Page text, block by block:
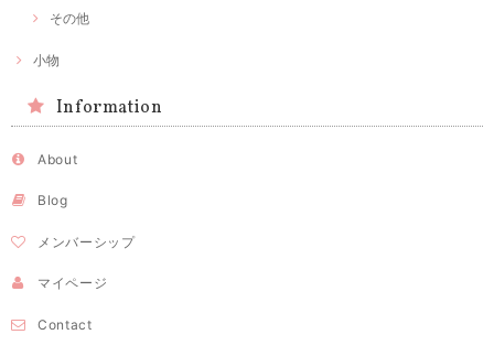
その他
小物
Information
About
Blog
メンバーシップ
マイページ
Contact